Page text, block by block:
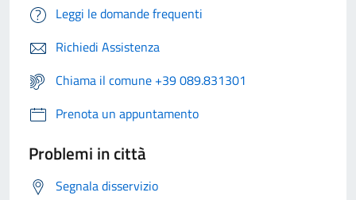
Leggi le domande frequenti
Richiedi Assistenza
Chiama il comune +39 089.831301
Prenota un appuntamento
Problemi in città
Segnala disservizio